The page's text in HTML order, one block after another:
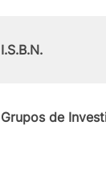
I.S.B.N.
Grupos de